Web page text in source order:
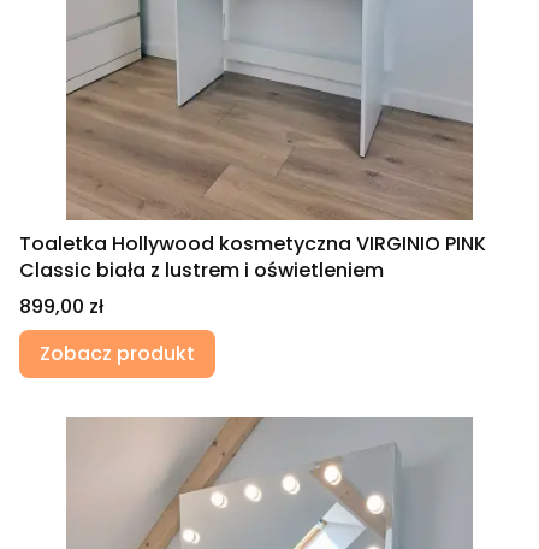
Toaletka Hollywood kosmetyczna VIRGINIO PINK
Classic biała z lustrem i oświetleniem
Cena
899,00 zł
Zobacz produkt